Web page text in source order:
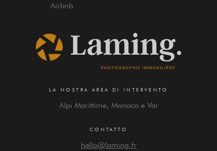
Airbnb
LA NOSTRA AREA DI INTERVENTO
Alpi Marittime, Monaco e Var
CONTATTO
hello@laming.fr